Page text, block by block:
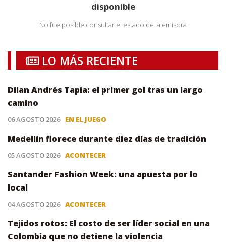
disponible
No fue posible consultar el estado de la emisora
LO MÁS RECIENTE
Dilan Andrés Tapia: el primer gol tras un largo
camino
06 AGOSTO 2026 EN EL JUEGO
Medellín florece durante diez días de tradición
05 AGOSTO 2026 ACONTECER
Santander Fashion Week: una apuesta por lo
local
04 AGOSTO 2026 ACONTECER
Tejidos rotos: El costo de ser líder social en una
Colombia que no detiene la violencia